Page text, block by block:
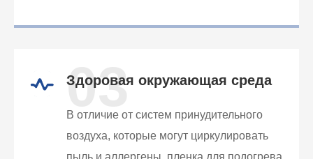
Здоровая окружающая среда
03
В отличие от систем принудительного
воздуха, которые могут циркулировать
пыль и аллергены, пленка для подогрева